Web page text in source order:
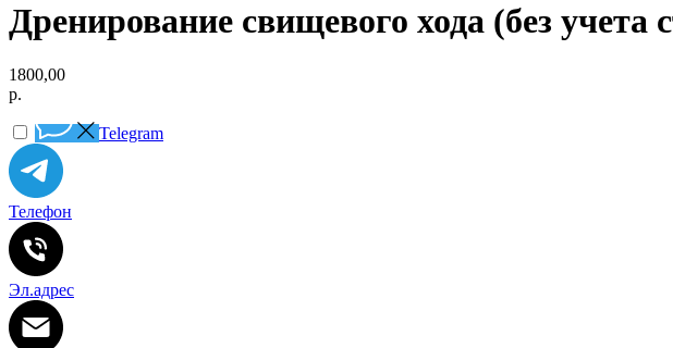
Дренирование свищевого хода (без учета
1800,00
р.
Telegram
Телефон
Эл.адрес